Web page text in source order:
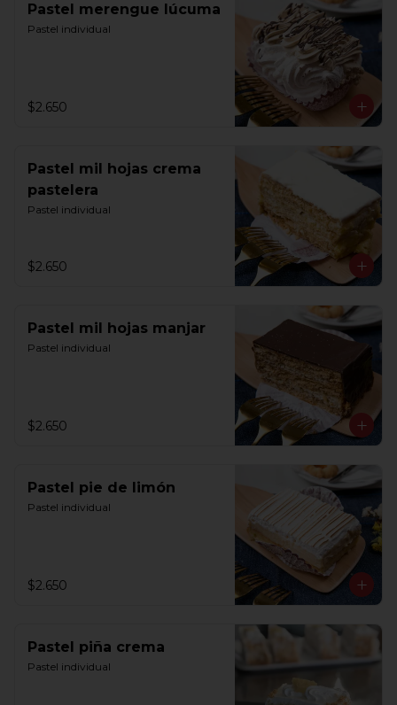
Pastel merengue lúcuma
Pastel individual
$2.650
Pastel mil hojas crema
pastelera
Pastel individual
$2.650
Pastel mil hojas manjar
Pastel individual
$2.650
Pastel pie de limón
Pastel individual
$2.650
Pastel piña crema
Pastel individual